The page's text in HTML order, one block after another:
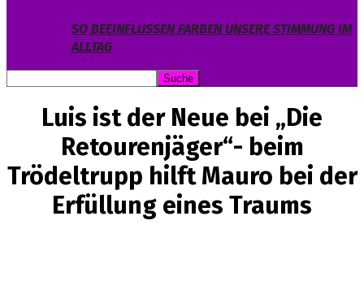
SO BEEINFLUSSEN FARBEN UNSERE STIMMUNG IM
ALLTAG
Luis ist der Neue bei „Die
Retourenjäger“- beim
Trödeltrupp hilft Mauro bei der
Erfüllung eines Traums